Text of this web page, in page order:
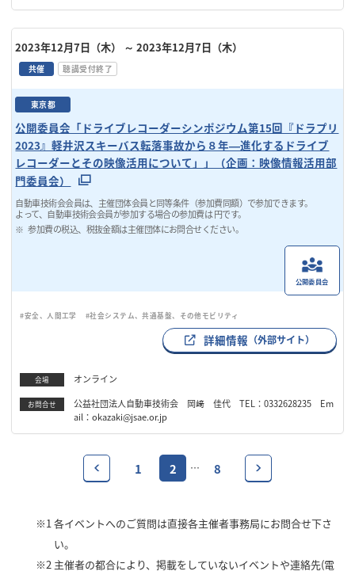
2023年12月7日（木） ～ 2023年12月7日（木）
共催 聴講受付終了
東京都
公開委員会「ドライブレコーダーシンポジウム第15回『ドラプリ
2023』軽井沢スキーバス転落事故から８年―進化するドライブ
レコーダーとその映像活用について」」（企画：映像情報活用部
門委員会）
自動車技術会会員は、主催団体会員と同等条件（参加費同額）で参加できます。
よって、自動車技術会会員が参加する場合の参加費は 円です。
参加費の税込、税抜金額は主催団体にお問合せください。
公開委員会
#安全、人間工学 #社会システム、共通基盤、その他モビリティ
詳細情報 （外部サイト）
会場 オンライン
お問合せ
公益社団法人自動車技術会 岡﨑 佳代 TEL：0332628235 Em
ail：okazaki@jsae.or.jp
1 2 … 8
※1各イベントへのご質問は直接各主催者事務局にお問合せ下さ
い。
※2 主催者の都合により、掲載をしていないイベントや連絡先(電